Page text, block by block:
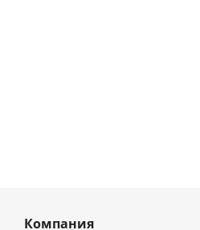
Компания